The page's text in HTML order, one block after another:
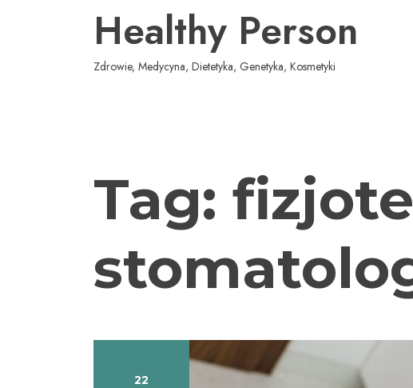
Healthy Person
Zdrowie, Medycyna, Dietetyka, Genetyka, Kosmetyki
Tag:
22